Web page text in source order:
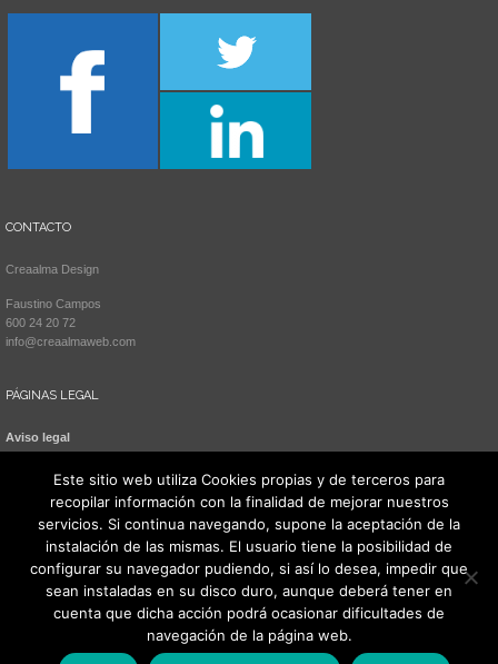
CONTACTO
Creaalma Design
Faustino Campos
600 24 20 72
info@creaalmaweb.com
PÁGINAS LEGAL
Aviso legal
Política de cookies
Todos los derechos reservados 2021. Creaalma Design
Este sitio web utiliza Cookies propias y de terceros para
recopilar información con la finalidad de mejorar nuestros
servicios. Si continua navegando, supone la aceptación de la
instalación de las mismas. El usuario tiene la posibilidad de
configurar su navegador pudiendo, si así lo desea, impedir que
sean instaladas en su disco duro, aunque deberá tener en
cuenta que dicha acción podrá ocasionar dificultades de
navegación de la página web.